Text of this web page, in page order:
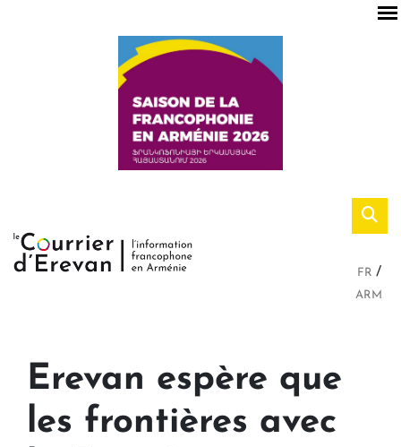
FR
ARM
Erevan espère que
les frontières avec